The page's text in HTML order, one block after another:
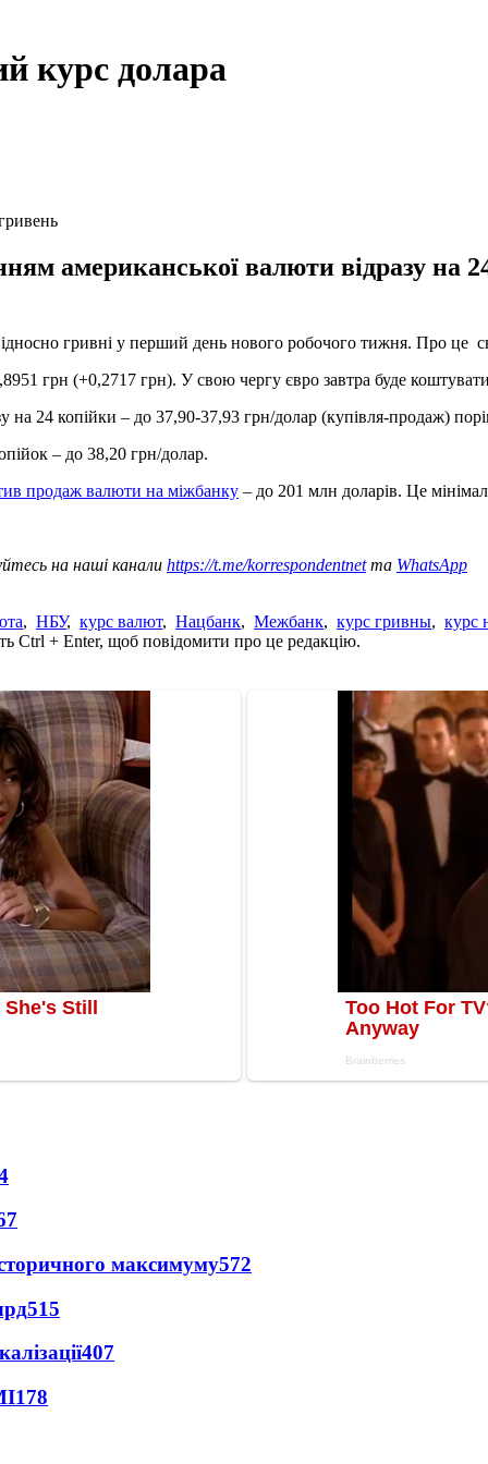
курс долара
американської валюти відразу на
гривні у перший день нового робочого тижня. Про це
грн (+0,2717 грн). У свою чергу євро завтра буде
24 копійки – до 37,90-37,93 грн/долар (купівля-продаж)
– до 38,20 грн/долар.
продаж валюти на міжбанку – до 201 млн доларів. Це
на наші канали https://t.me/korrespondentnetта WhatsApp
, НБУ, курс валют, Нацбанк, Межбанк, курс гривны, курс
Ctrl + Enter, щоб повідомити про це редакцію.
максимуму572
515
407
178